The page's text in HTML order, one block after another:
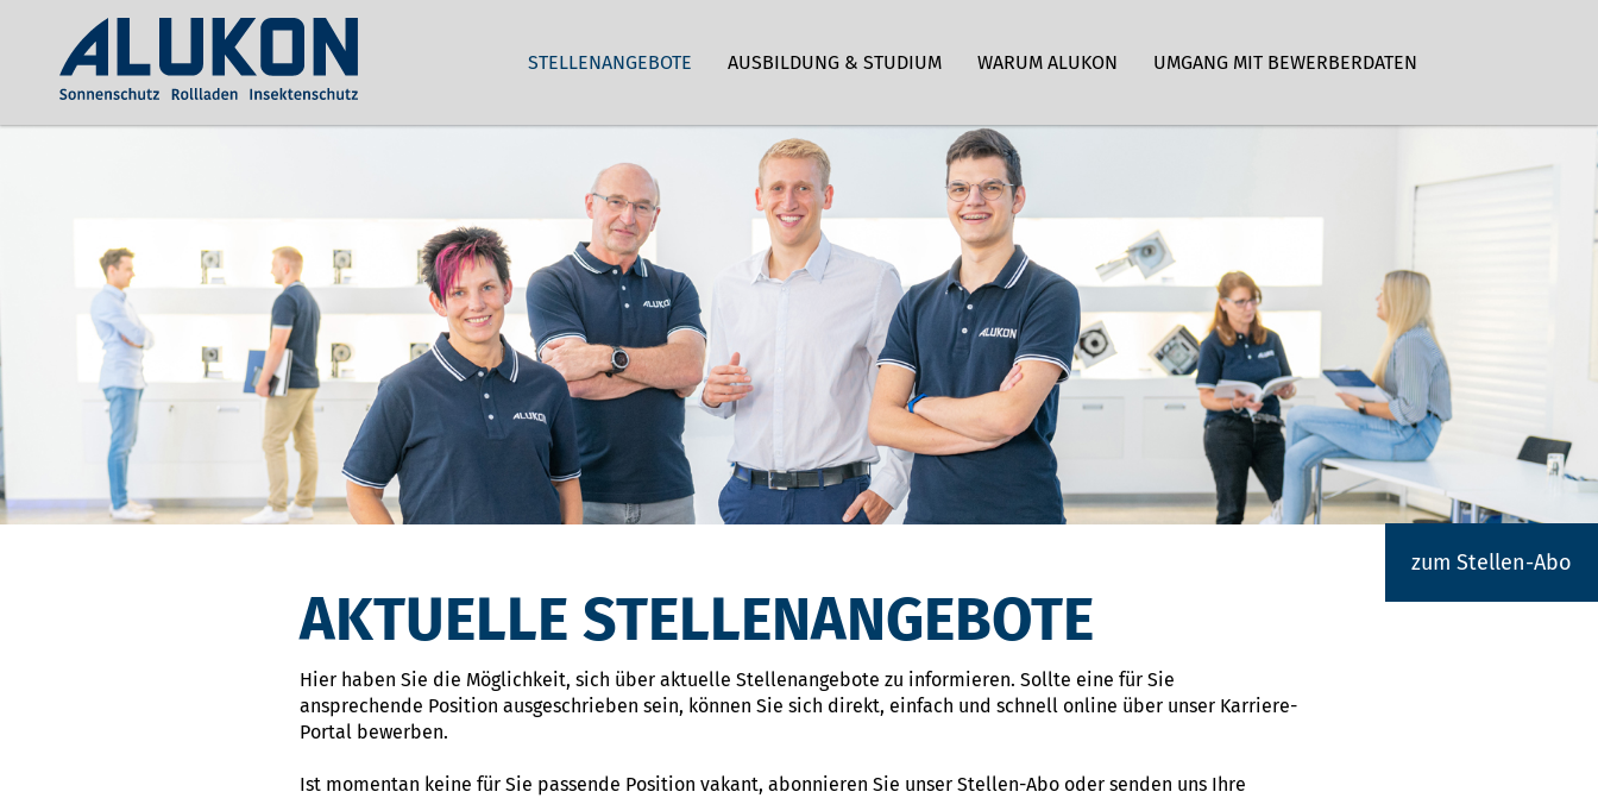
STELLENANGEBOTE AUSBILDUNG & STUDIUM WARUM ALUKON UMGANG MIT BEWERBERDATEN
AKTUELLE STELLENANGEBOTE
Hier haben Sie die Möglichkeit, sich über aktuelle Stellenangebote zu informieren. Sollte eine für Sie
ansprechende Position ausgeschrieben sein, können Sie sich direkt, einfach und schnell online über unser Karriere-
Portal bewerben.
Ist momentan keine für Sie passende Position vakant, abonnieren Sie unser Stellen-Abo oder senden uns Ihre
zum Stellen-Abo